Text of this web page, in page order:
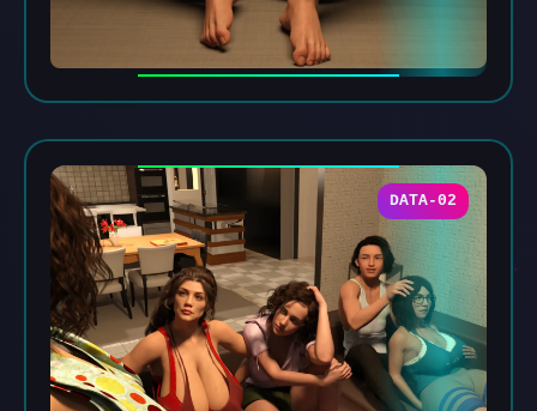
DATA-02